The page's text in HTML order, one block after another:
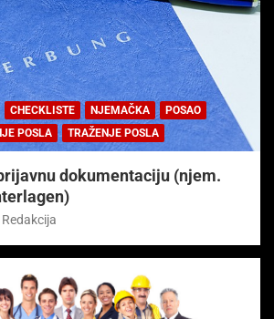
CHECKLISTE NJEMAČKA
POSAO
POSLA
TRAŽENJE POSLA
dokumentaciju (njem.
Redakcija